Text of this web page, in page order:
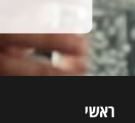
ראשי